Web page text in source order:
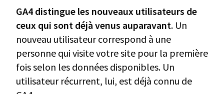
GA4 distingue les nouveaux utilisateurs de
ceux qui sont déjà venus auparavant. Un
nouveau utilisateur correspond à une
personne qui visite votre site pour la première
fois selon les données disponibles. Un
utilisateur récurrent, lui, est déjà connu de